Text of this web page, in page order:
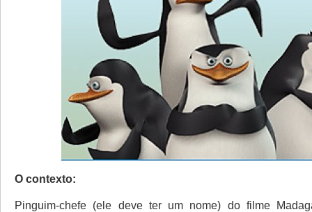
O contexto:
Pinguim-chefe (ele deve ter um nome) do filme